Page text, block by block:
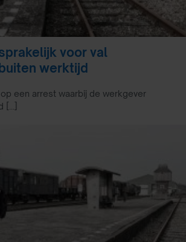
voor val
werktijd
een arrest waarbij de werkgever